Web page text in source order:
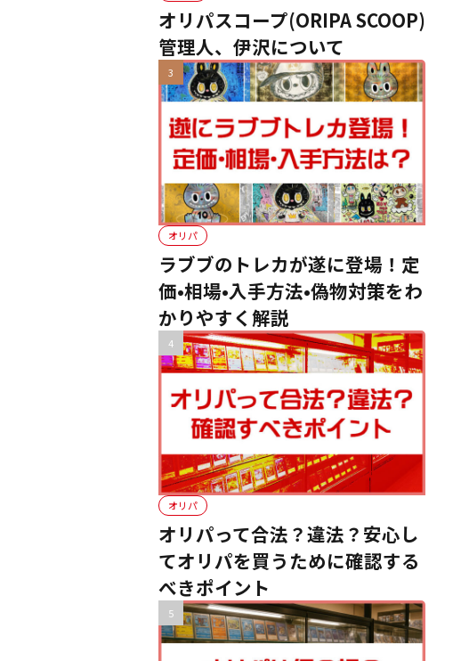
オリパスコープ(ORIPA SCOOP)
管理人、伊沢について
オリパ
ラブブのトレカが遂に登場！定
価•相場•入手方法•偽物対策をわ
かりやすく解説
オリパ
オリパって合法？違法？安心し
てオリパを買うために確認する
べきポイント